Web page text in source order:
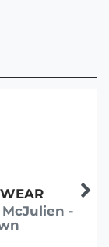
McJulien -